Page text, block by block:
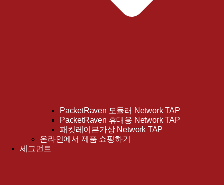
PacketRaven 모듈러 Network TAP
PacketRaven 휴대용 Network TAP
패킷레이븐가상 Network TAP
온라인에서 제품 쇼핑하기
세그먼트